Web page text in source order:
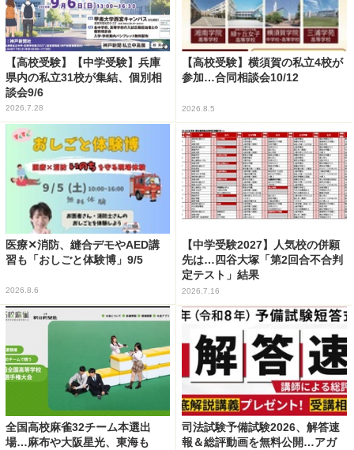
【高校受験】【中学受験】兵庫
県内の私立31校が集結、個別相
談会9/6
2026.7.28
【高校受験】横須賀の私立4校が
参加…合同相談会10/12
2026.8.5
医療✕消防、縫合デモやAED講
習も「おしごと体験博」9/5
2026.8.6
【中学受験2027】人気校の併願
先は…四谷大塚「第2回合不合判
定テスト」結果
2026.7.16
全国高校麻雀32チーム本選出
場…麻布や大阪星光、東海も
司法試験予備試験2026、解答速
報＆総評動画を無料公開…アガ